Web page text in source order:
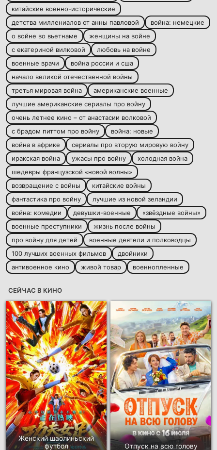
китайские военно-исторические
детства миллениалов от анны павловой
война: немецкие
о войне во вьетнаме
женщины на войне
с екатериной вилковой
любовь на войне
военные врачи
война россии и сша
начало великой отечественной войны
третья мировая война
американские военные
лучшие американские сериалы про войну
очень летнее кино – от анастасии волковой
с брэдом питтом про войну
война: новые
война в африке
сериалы про вторую мировую войну
иракская война
ужасы про войну
холодная война
шедевры французской «новой волны»
возвращение с войны
китайские войны
фантастика про войну
лучшие из новой зеландии
война: комедии
девушки-военные
«звёздные войны»
военные преступники
жизнь после войны
про войну для детей
военные деятели и полководцы
100 лучших военных фильмов
двойники
антивоенное кино
живой товар военнопленные
СЕЙЧАС В КИНО
Женский шаолиньский
футбол
Отпуск на всю голову